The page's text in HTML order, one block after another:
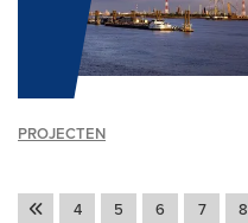
PROJECTEN
4 5 6 7 8